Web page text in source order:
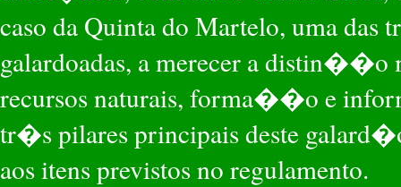
caso da Quinta do Martelo, uma
galardoadas, a merecer a
recursos naturais, forma��o e
tr�s pilares principais deste
aos itens previstos no regulamento.